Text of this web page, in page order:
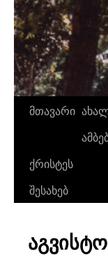
მთავარი
ქრისტეს
შესახებ
აგვისტო